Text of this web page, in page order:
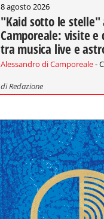
8 agosto 2026
"Kaid sotto le stelle"
Camporeale: visite e
tra musica live e
Alessandro di Camporeale-
diRedazione